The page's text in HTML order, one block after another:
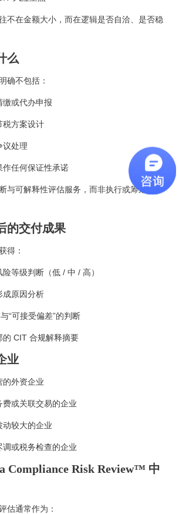
不在金额大小，而在逻辑是否自洽、是否稳
么
确不包括：
缴或代办申报
税方案设计
议处理
作任何保证性承诺
与可解释性评估服务，而非执行或筹划服
的交付成果
得：
险等级判断（低 / 中 / 高）
成原因分析
与“可接受偏差”的判断
的 CIT 合规解释摘要
业
的外资企业
或关联交易的企业
动较大的企业
调或税务检查的企业
Compliance Risk Review™ 中
估通常作为：